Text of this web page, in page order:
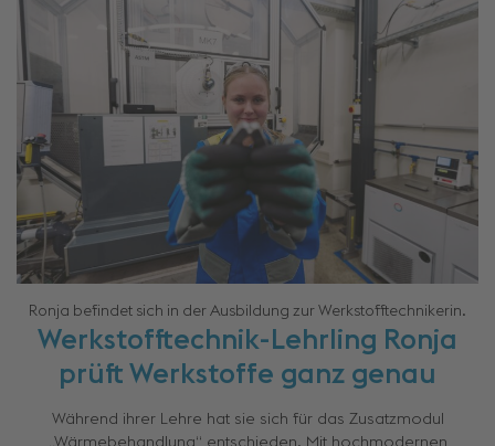
Ronja befindet sich in der Ausbildung zur Werkstofftechnikerin.
Werkstofftechnik-Lehrling Ronja
prüft Werkstoffe ganz genau
Während ihrer Lehre hat sie sich für das Zusatzmodul
„Wärmebehandlung“ entschieden. Mit hochmodernen